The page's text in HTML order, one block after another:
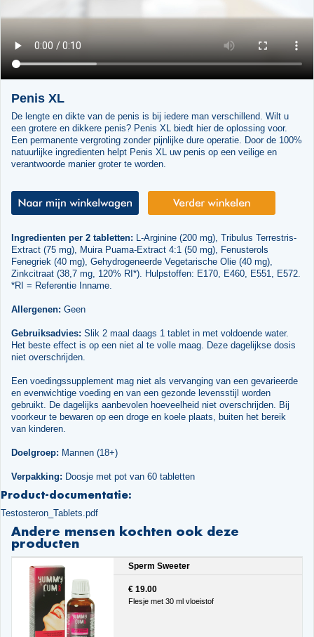
Penis XL
De lengte en dikte van de penis is bij iedere man verschillend. Wilt u
een grotere en dikkere penis? Penis XL biedt hier de oplossing voor.
Een permanente vergroting zonder pijnlijke dure operatie. Door de 100%
natuurlijke ingredienten helpt Penis XL uw penis op een veilige en
verantwoorde manier groter te worden.
Ingredienten per 2 tabletten: L-Arginine (200 mg), Tribulus Terrestris-
Extract (75 mg), Muira Puama-Extract 4:1 (50 mg), Fenusterols
Fenegriek (40 mg), Gehydrogeneerde Vegetarische Olie (40 mg),
Zinkcitraat (38,7 mg, 120% RI*). Hulpstoffen: E170, E460, E551, E572.
*RI = Referentie Inname.
Allergenen: Geen
Gebruiksadvies: Slik 2 maal daags 1 tablet in met voldoende water.
Het beste effect is op een niet al te volle maag. Deze dagelijkse dosis
niet overschrijden.
Een voedingssupplement mag niet als vervanging van een gevarieerde
en evenwichtige voeding en van een gezonde levensstijl worden
gebruikt. De dagelijks aanbevolen hoeveelheid niet overschrijden. Bij
voorkeur te bewaren op een droge en koele plaats, buiten het bereik
van kinderen.
Doelgroep: Mannen (18+)
Verpakking: Doosje met pot van 60 tabletten
Product-documentatie:
Testosteron_Tablets.pdf
Andere mensen kochten ook deze
producten
Sperm Sweeter
€ 19.00
Flesje met 30 ml vloeistof